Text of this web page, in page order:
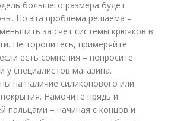
большего размера будет
Но эта проблема решаема –
за счет системы крючков в
Не торопитесь, примеряйте
есть сомнения – попросите
у специалистов магазина.
на наличие силиконового или
Намочите прядь и
пальцами – начиная с концов и